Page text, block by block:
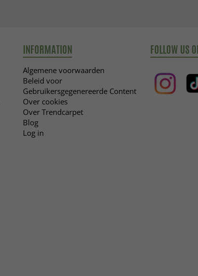
INFORMATION
Algemene voorwaarden
Beleid voor
Gebruikersgegenereerde Content
Over cookies
Over Trendcarpet
Blog
Log in
FOLLOW US